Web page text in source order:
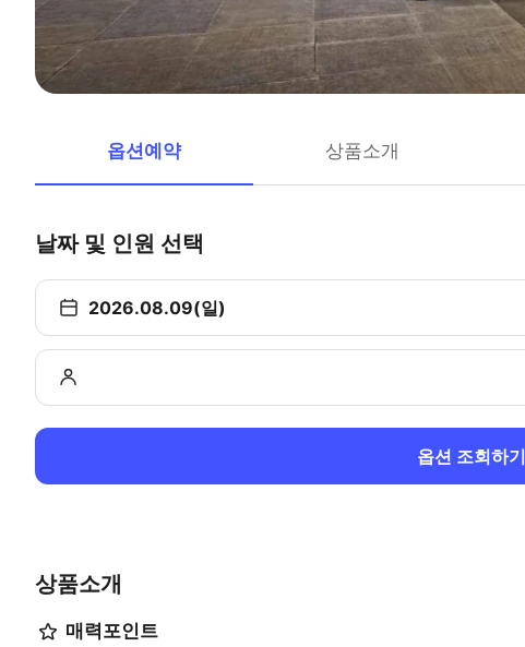
옵션예약 상품소개
날짜 및 인원 선택
2026.08.09(일)
옵션 조회하기
상품소개
매력포인트